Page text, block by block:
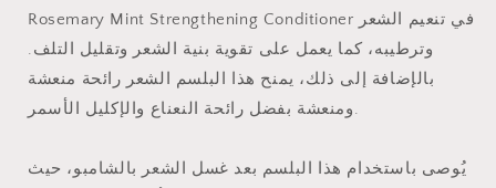
Rosemary Mint Strengthening Conditioner في تنعيم الشعر
وترطيبه، كما يعمل على تقوية بنية الشعر وتقليل التلف.
بالإضافة إلى ذلك، يمنح هذا البلسم الشعر رائحة منعشة
ومنعشة بفضل رائحة النعناع والإكليل الأسمر.
يُوصى باستخدام هذا البلسم بعد غسل الشعر بالشامبو، حيث